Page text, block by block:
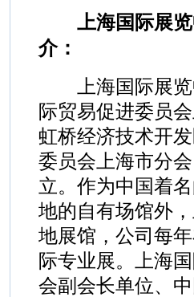
上海国际展览
介：
上海国际展览
际贸易促进委员
虹桥经济技术开
委员会上海市分
立。作为中国着
地的自有场馆外
地展馆，公司每
际专业展。上海
会副会长单位、